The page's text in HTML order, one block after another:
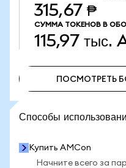
315,67 ₱
СУММА ТОКЕНОВ В
115,97 тыс.
ПОСМОТРЕТЬ
Способы
Купить AMCon
Начните всего за